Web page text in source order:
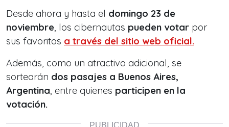
Desde ahora y hasta el domingo 23 de
noviembre, los cibernautas pueden votar por
sus favoritos a través del sitio web oficial.
Además, como un atractivo adicional, se
sortearán dos pasajes a Buenos Aires,
Argentina, entre quienes participen en la
votación.